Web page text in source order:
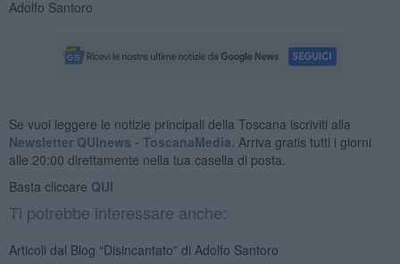
Adolfo Santoro
Se vuoi leggere le notizie principali della Toscana iscriviti alla
Newsletter QUInews - ToscanaMedia. Arriva gratis tutti i giorni
alle 20:00 direttamente nella tua casella di posta.
Basta cliccare QUI
Ti potrebbe interessare anche:
Articoli dal Blog “Disincantato” di Adolfo Santoro